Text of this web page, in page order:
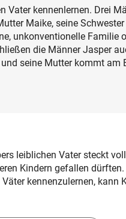
Vater kennenlernen. Drei
Maike, seine
unkonventionelle Familie
die Männer Jasper
seine Mutter kommt am
leiblichen Vater steckt
Kindern gefallen
kennenzulernen, kann